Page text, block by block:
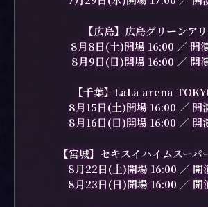
【広島】広島グリーンア
8月8日(土)開場 16:00 ／ 開
8月9日(日)開場 16:00 ／ 開
【千葉】LaLa arena
8月15日(土)開場 16:00 ／ 開
8月16日(日)開場 16:00 ／ 開
【宮城】セキスイハイムスーパ
8月22日(土)開場 16:00 ／ 開
8月23日(日)開場 16:00 ／ 開